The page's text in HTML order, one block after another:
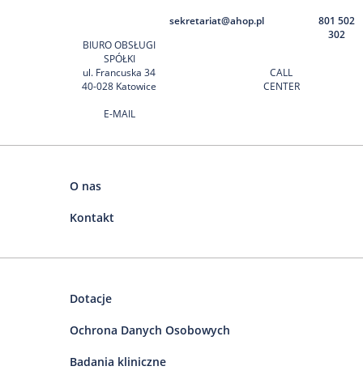
BIURO OBSŁUGI
SPÓŁKI
ul. Francuska 34
40-028 Katowice
E-MAIL
sekretariat@ahop.pl
CALL
CENTER
801 502
302
O nas
Kontakt
Dotacje
Ochrona Danych Osobowych
Badania kliniczne